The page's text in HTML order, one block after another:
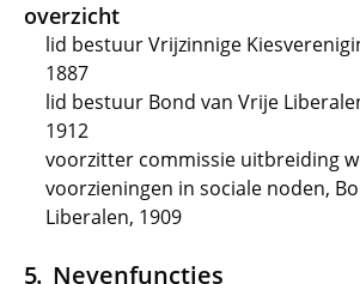
overzicht
lid bestuur Vrijzinnige
1887
lid bestuur Bond van Vrije
1912
voorzitter commissie uitbreiding
voorzieningen in sociale noden,
Liberalen, 1909
Nevenfuncties